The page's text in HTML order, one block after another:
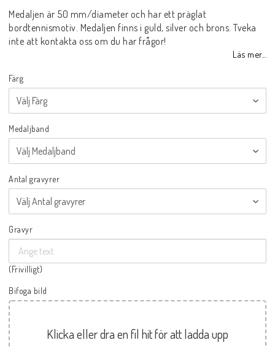
Lägg till i favoritlistan
Medaljen är 50 mm/diameter och har ett präglat
bordtennismotiv. Medaljen finns i guld, silver och brons. Tveka
inte att kontakta oss om du har frågor!
Läs mer...
Färg
Medaljband
Antal gravyrer
Gravyr
(Frivilligt)
Bifoga bild
Klicka eller dra en fil hit för att ladda upp